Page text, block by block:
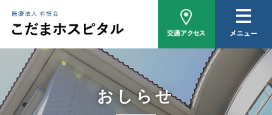
医師紹介
外来について
おしらせ